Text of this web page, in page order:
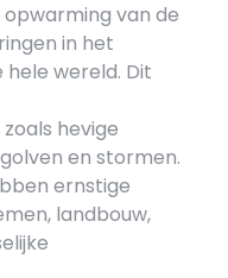
van de
in het
wereld. Dit
hevige
en stormen.
ernstige
landbouw,